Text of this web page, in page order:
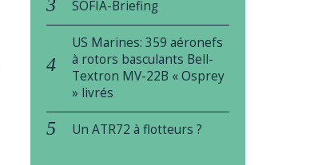
SOFIA-Briefing
US Marines: 359 aéronefs
à rotors basculants Bell-
Textron MV-22B « Osprey
» livrés
Un ATR72 à flotteurs ?